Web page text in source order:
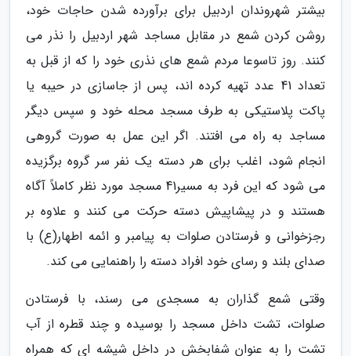
بیشتر شهروندان اردبیل برای برآورده شدن حاجات خود،
روشن کردن شمع در مقابل مساجد شهر اردبیل را نذر می
کنند. روز تاسوعا مردم شمع های نذری خود را که از قبل به
تعداد 41 عدد تهیه کرده اند، پس از جاسازی در حیبه یا
پاکت پلاستیکی به طرف مسجد محله خود و سپس دیگر
مساجد به راه می افتند. اگر این عمل به صورت گروهی
انجام شود، اغلب برای هر دسته یک نفر سر گروه برگزیده
می شود که این فرد به مسیر41 مسجد مورد نظر کاملاً آگاه
هستند و در پیشاپیش دسته حرکت می کنند و علاوه بر
رجزخوانی و فرستادن صلوات به پیامبر و ائمه اطهار(ع) با
صدای بلند و رسای خود افراد دسته را راهنمایی می کند.
وقتی شمع گذاران به مسجدی می رسند، با فرستادن
صلوات، تشت داخل مسجد را بوسیده و چند قطره از آب
تشت را به عنوان شفابخش در داخل شیشه ای که همراه